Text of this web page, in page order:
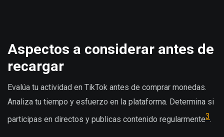
Aspectos a considerar antes de
recargar
Evalúa tu actividad en TikTok antes de comprar monedas.
Analiza tu tiempo y esfuerzo en la plataforma. Determina si
participas en directos y publicas contenido regularmente3.